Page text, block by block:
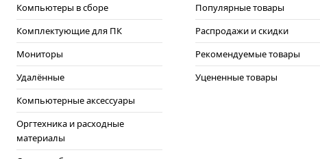
Компьютеры в сборе
Комплектующие для ПК
Мониторы
Удалённые
Компьютерные аксессуары
Оргтехника и расходные
материалы
Популярные товары
Распродажи и скидки
Рекомендуемые товары
Уцененные товары